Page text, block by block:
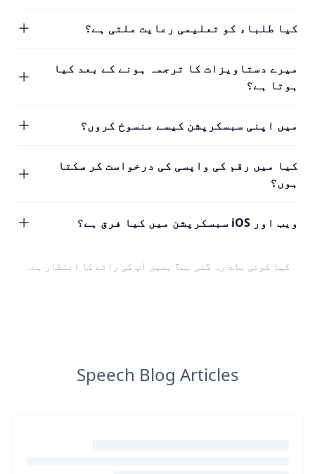
کیا طلباء کو تعلیمی رعایت ملتی ہے؟
میرے دستاویزات کا ترجمہ ہونے کے بعد کیا
ہوتا ہے؟
میں اپنی سبسکرپشن کیسے منسوخ کروں؟
کیا میں رقم کی واپسی کی درخواست کر سکتا
ہوں؟
ویب اور iOS سبسکرپشن میں کیا فرق ہے؟
کیا کوئی بات رہ گئی ہے؟ ہمیں آپ کی رائے کا انتظار ہے۔
Speech Blog Articles